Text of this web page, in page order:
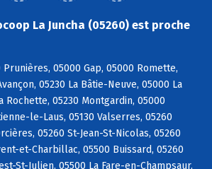
La Juncha (05260) est proche
Prunières, 05000 Gap, 05000 Romette,
05230 La Bâtie-Neuve, 05000 La
Rochette, 05230 Montgardin, 05000
le-Laus, 05130 Valserres, 05260
05260 St-Jean-St-Nicolas, 05260
et-Charbillac, 05500 Buissard, 05260
St-Julien, 05500 La Fare-en-Champsaur,